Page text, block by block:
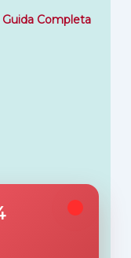
Guida Completa